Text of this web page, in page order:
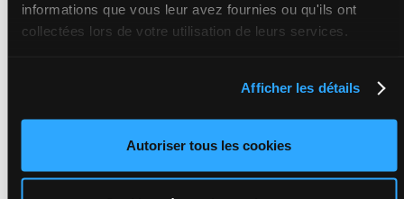
informations que vous leur avez fournies ou qu'ils ont
collectées lors de votre utilisation de leurs services.
Afficher les détails
Autoriser tous les cookies